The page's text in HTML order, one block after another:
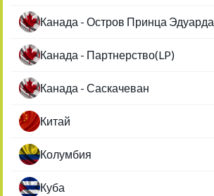
Канада - Остров Принца Эдуарда
Канада - Партнерство(LP)
Канада - Саскачеван
Китай
Колумбия
Куба